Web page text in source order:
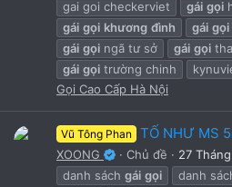
s
t
a
r
(
s
)
gai goi checkerviet
gái gọi
gái gọi khương đình gái gọi
gái gọi ngã tư sở gái gọi
gái gọi trường chinh
Gọi Cao Cấp Hà Nội
Vũ Tông Phan TỐ NHƯ MS
XOONG Chủ đề 27
danh sách gái gọi danh